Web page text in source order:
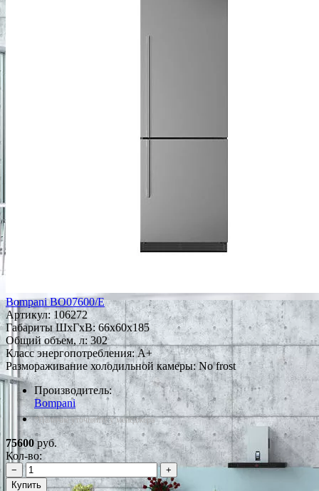
Bompani BO07600/E
Артикул:106272
Габариты ШxГxВ: 66x60x185
Общий объем, л: 302
Класс энергопотребления: A+
Размораживание холодильной камеры: No frost
Производитель:
Bompani
*Наличие уточняйте у менеджера
75600руб.
Кол-во:
−
+
Купить